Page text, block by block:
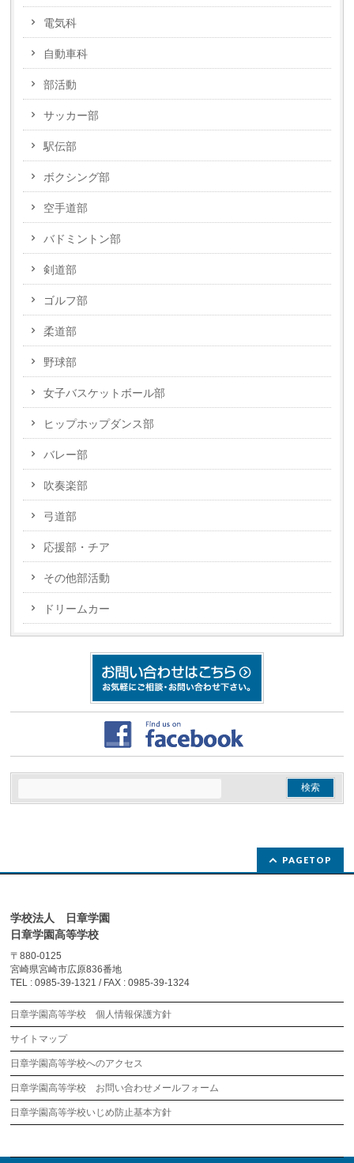
電気科
自動車科
部活動
サッカー部
駅伝部
ボクシング部
空手道部
バドミントン部
剣道部
ゴルフ部
柔道部
野球部
女子バスケットボール部
ヒップホップダンス部
バレー部
吹奏楽部
弓道部
応援部・チア
その他部活動
ドリームカー
PAGETOP
学校法人 日章学園
日章学園高等学校
〒880-0125
宮崎県宮崎市広原836番地
TEL : 0985-39-1321 / FAX : 0985-39-1324
日章学園高等学校 個人情報保護方針
サイトマップ
日章学園高等学校へのアクセス
日章学園高等学校 お問い合わせメールフォーム
日章学園高等学校いじめ防止基本方針